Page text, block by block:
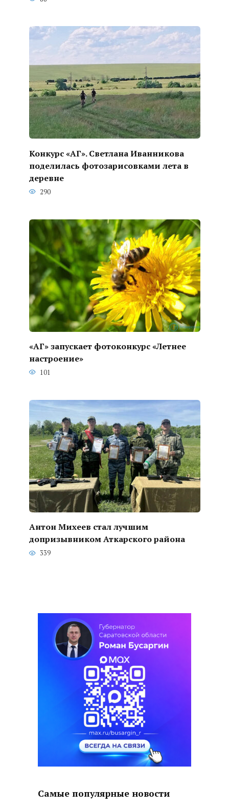
Конкурс «АГ». Светлана Иванникова
поделилась фотозарисовками лета в
деревне
290
«АГ» запускает фотоконкурс «Летнее
настроение»
101
Антон Михеев стал лучшим
допризывником Аткарского района
339
Самые популярные новости